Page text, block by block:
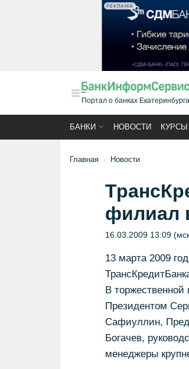
РЕКЛАМА
Портал о банках Екатеринбурга
БАНКИ НОВОСТИ
Главная Новости
филиал
16.03.2009 13:09
13 марта 2009
В торжественной
Президентом
Сафиуллин,
Богачев,
менеджеры